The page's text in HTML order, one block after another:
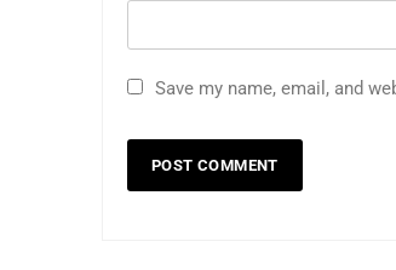
Save my name, email, and